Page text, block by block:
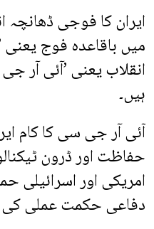
ایران کا فوجی
میں باقاعدہ فوج یعنی
انقلاب یعنی ’آئی آر
ہیں۔
آئی آر جی سی کا کام
حفاظت اور ڈرون
امریکی اور اسرائیلی
دفاعی حکمت عملی کی